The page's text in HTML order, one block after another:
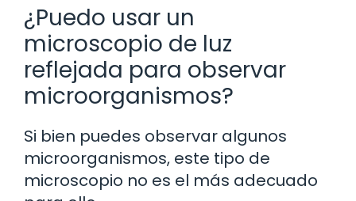
¿Puedo usar un
microscopio de luz
reflejada para observar
microorganismos?
Si bien puedes observar algunos
microorganismos, este tipo de
microscopio no es el más adecuado